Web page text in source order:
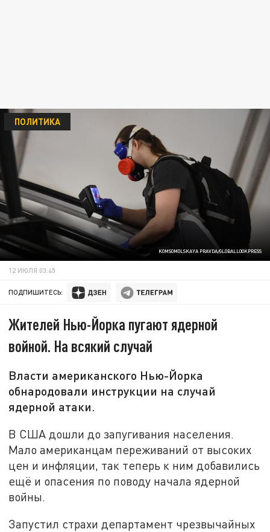
KOMSOMOLSKAYA PRAVDA/GLOBALLOOKPRESS
ПОЛИТИКА
12 ИЮЛЯ 03:45
ПОДПИШИТЕСЬ:
Жителей Нью-Йорка пугают ядерной
войной. На всякий случай
Власти американского Нью-Йорка
обнародовали инструкции на случай
ядерной атаки.
В США дошли до запугивания населения.
Мало американцам переживаний от высоких
цен и инфляции, так теперь к ним добавились
ещё и опасения по поводу начала ядерной
войны.
Запустил страхи департамент чрезвычайных